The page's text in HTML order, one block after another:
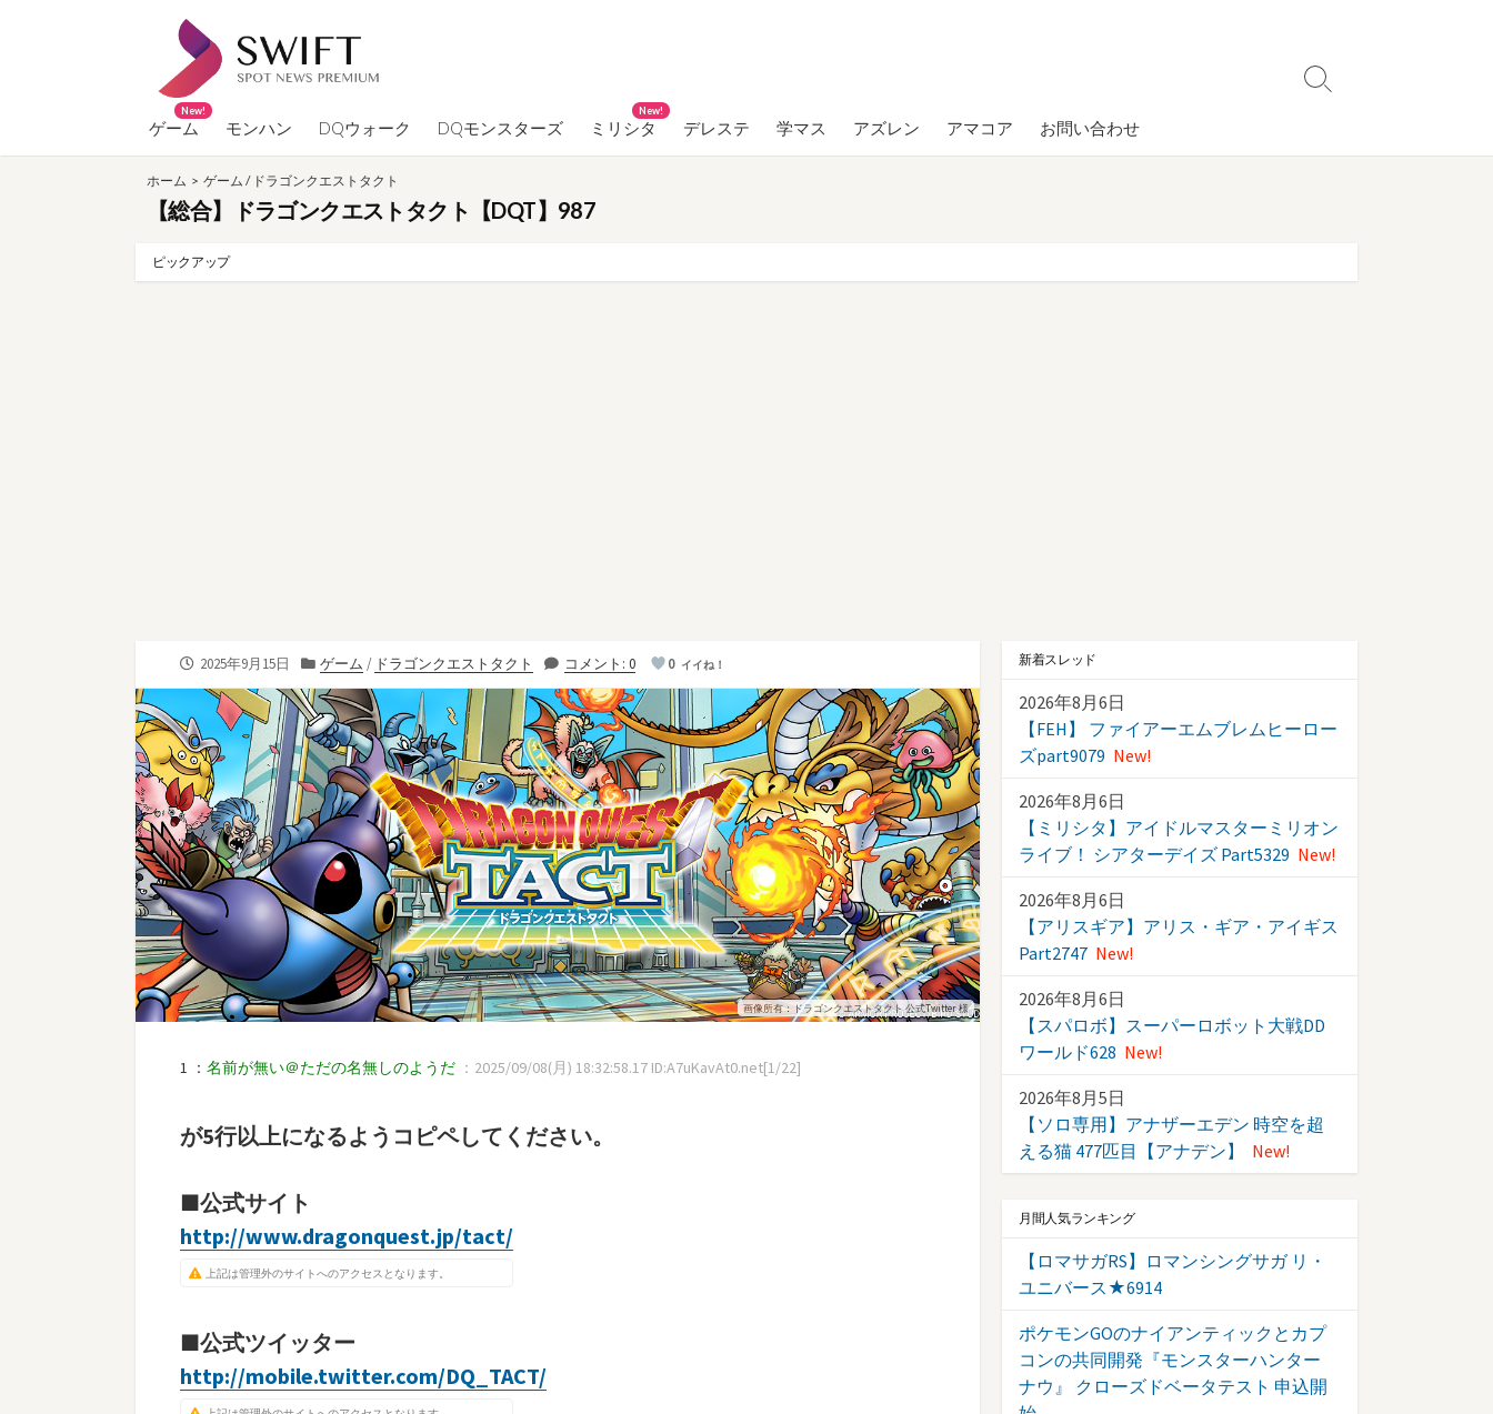
へ
ゲーム
New!
モンハン DQウォーク DQモンスターズ ミリシタ
New!
デレステ 学マス アズレン アマコア お問い合わせ
検
り
ホーム > ゲーム / ドラゴンクエストタクト
【総合】ドラゴンクエストタクト【DQT】987
ピックアップ
公
2025年9月15日
カ
ゴ
リ
ー
ゲーム / ドラゴンクエストタクト コメント: 0 0 イイね！
画像所有：ドラゴンクエストタクト 公式Twitter 様
1 ： 名前が無い＠ただの名無しのようだ ：2025/09/08(月) 18:32:58.17 ID:A7uKavAt0.net[1/22]
が5行以上になるようコピペしてください。
■公式サイト
http://www.dragonquest.jp/tact/
上記は管理外のサイトへのアクセスとなります。
■公式ツイッター
http://mobile.twitter.com/DQ_TACT/
新着スレッド
2026年8月6日
【FEH】 ファイアーエムブレムヒーロー
ズpart9079 New!
2026年8月6日
【ミリシタ】アイドルマスターミリオン
ライブ！ シアターデイズ Part5329 New!
2026年8月6日
【アリスギア】アリス・ギア・アイギス
Part2747 New!
2026年8月6日
【スパロボ】スーパーロボット大戦DD
ワールド628 New!
2026年8月5日
【ソロ専用】アナザーエデン 時空を超
える猫 477匹目【アナデン】
New!
月間人気ランキング
【ロマサガRS】ロマンシングサガ リ・
ユニバース★6914
ポケモンGOのナイアンティックとカプ
コンの共同開発『モンスターハンター
ナウ』 クローズドベータテスト 申込開